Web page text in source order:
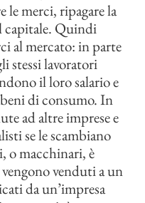
le merci, ripagare la
capitale. Quindi
al mercato: in parte
stessi lavoratori
il loro salario e
di consumo. In
ad altre imprese e
se le scambiano
o macchinari, è
venduti a un
da un’impresa